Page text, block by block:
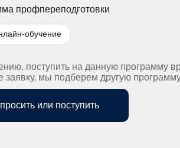
профпереподготовки
обучение
поступить на данную программу
заявку, мы подберем другую
или поступить